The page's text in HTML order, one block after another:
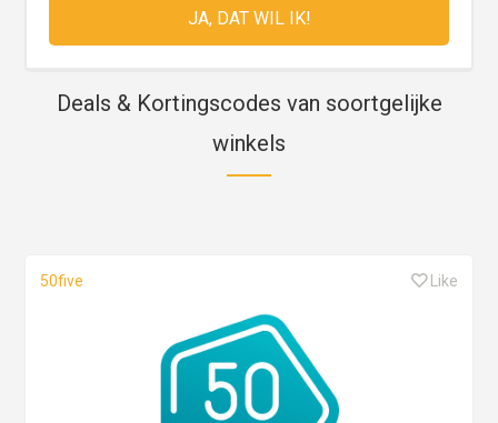
Deals & Kortingscodes van soortgelijke
winkels
50five Like